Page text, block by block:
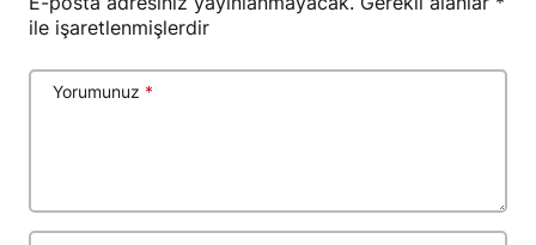
ile işaretlenmişlerdir
Yorumunuz *